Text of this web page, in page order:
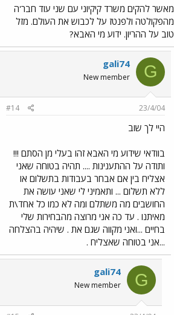
מאשר להקים משרד קיקיוני עם שני עוד חבר'ה
מהפקולטה ולפנטז על לכבוש את העולם. מזל
טוב על ההריון. ידוע מי האבא?
G
gali74
New member
23/4/04
#14
היי לך שוב
בוודאי שידוע מי האבא זהו בעלי מן הסתם !!!
ותודה על ההתענינות .... תהיה בטוחה שאני
אצליח בין אם אבחר בעבודות בתשלום או
ללא תשלום ... ותאמיני לי שאני עושה את
החושבים מה משתלם ומה לא כמו כל אחד\ת
מאיתנו . עד כה אני מרוצה מהבחירות שלי
בחיים ...ואני מקווה שגם את . שיהיה בהצלחה
...אני בטוחה שאצליח .
G
gali74
New member